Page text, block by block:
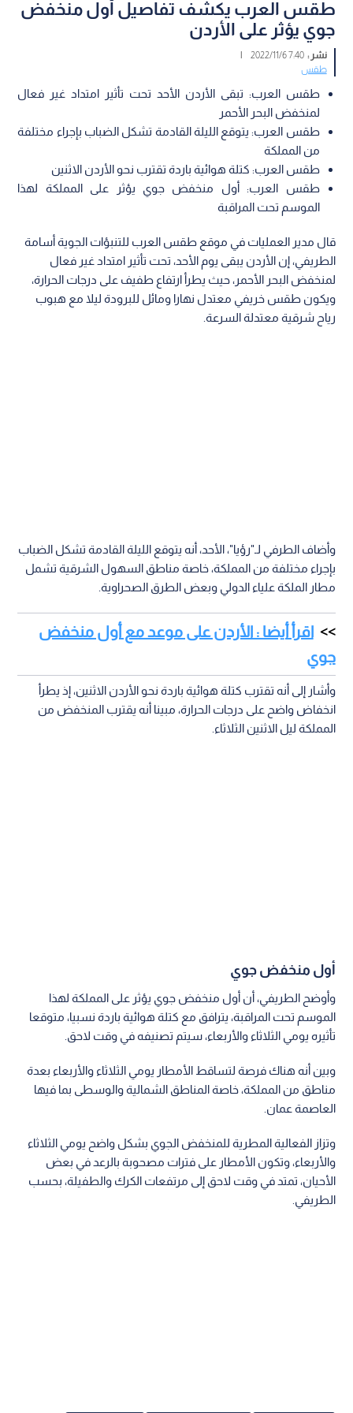
طقس العرب يكشف تفاصيل أول منخفض
جوي يؤثر على الأردن
نشر :7:40 2022/11/6
|
طقس
طقس العرب: تبقى الأردن الأحد تحت تأثير امتداد غير فعال
لمنخفض البحر الأحمر
طقس العرب: يتوقع الليلة القادمة تشكل الضباب بإجراء مختلفة
من المملكة
طقس العرب: كتلة هوائية باردة تقترب نحو الأردن الاثنين
طقس العرب: أول منخفض جوي يؤثر على المملكة لهذا
الموسم تحت المراقبة
قال مدير العمليات في موقع طقس العرب للتنبؤات الجوية أسامة
الطريفي، إن الأردن يبقى يوم الأحد، تحت تأثير امتداد غير فعال
لمنخفض البحر الأحمر، حيث يطرأ ارتفاع طفيف على درجات الحرارة،
ويكون طقس خريفي معتدل نهارا ومائل للبرودة ليلا مع هبوب
رياح شرقية معتدلة السرعة.
وأضاف الطرفي لـ"رؤيا"، الأحد، أنه يتوقع الليلة القادمة تشكل الضباب
بإجراء مختلفة من المملكة، خاصة مناطق السهول الشرقية تشمل
مطار الملكة علياء الدولي وبعض الطرق الصحراوية.
اقرأ أيضا : الأردن على موعد مع أول منخفض
جوي
وأشار إلى أنه تقترب كتلة هوائية باردة نحو الأردن الاثنين، إذ يطرأ
انخفاض واضح على درجات الحرارة، مبينا أنه يقترب المنخفض من
المملكة ليل الاثنين الثلاثاء.
أول منخفض جوي
وأوضح الطريفي، أن أول منخفض جوي يؤثر على المملكة لهذا
الموسم تحت المراقبة، يترافق مع كتلة هوائية باردة نسبيا، متوقعا
تأثيره يومي الثلاثاء والأربعاء، سيتم تصنيفه في وقت لاحق.
وبين أنه هناك فرصة لتساقط الأمطار يومي الثلاثاء والأربعاء بعدة
مناطق من المملكة، خاصة المناطق الشمالية والوسطى بما فيها
العاصمة عمان.
وتزاز الفعالية المطرية للمنخفض الجوي بشكل واضح يومي الثلاثاء
والأربعاء، وتكون الأمطار على فترات مصحوبة بالرعد في بعض
الأحيان، تمتد في وقت لاحق إلى مرتفعات الكرك والطفيلة، بحسب
الطريفي.